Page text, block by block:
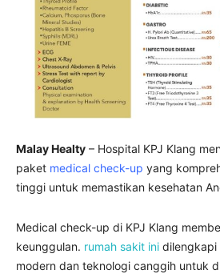
Malay Healty – Hospital KPJ Klang
paket medical check-up yang
tinggi untuk memastikan kesehatan
Medical check-up di KPJ Klang
keunggulan. rumah sakit ini dilengkapi
modern dan teknologi canggih untuk